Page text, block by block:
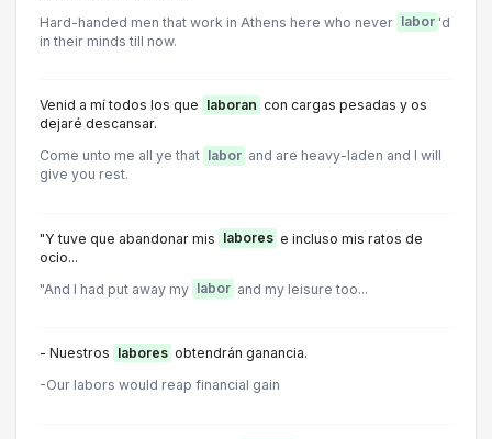
Hard-handed men that work in Athens here who never
labor 'd
in their minds till now.
Venid a mí todos los que laboran con cargas pesadas y os
dejaré descansar.
Come unto me all ye that labor and are heavy-laden and l will
give you rest.
"Y tuve que abandonar mis labores e incluso mis ratos de
ocio...
"And I had put away my
labor and my leisure too...
- Nuestros labores obtendrán ganancia.
-Our labors would reap financial gain